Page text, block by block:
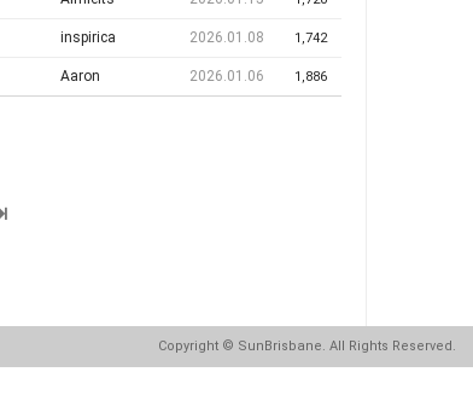
inspirica 2026.01.08 1,742
Aaron 2026.01.06 1,886
Copyright © SunBrisbane. All Rights Reserved.